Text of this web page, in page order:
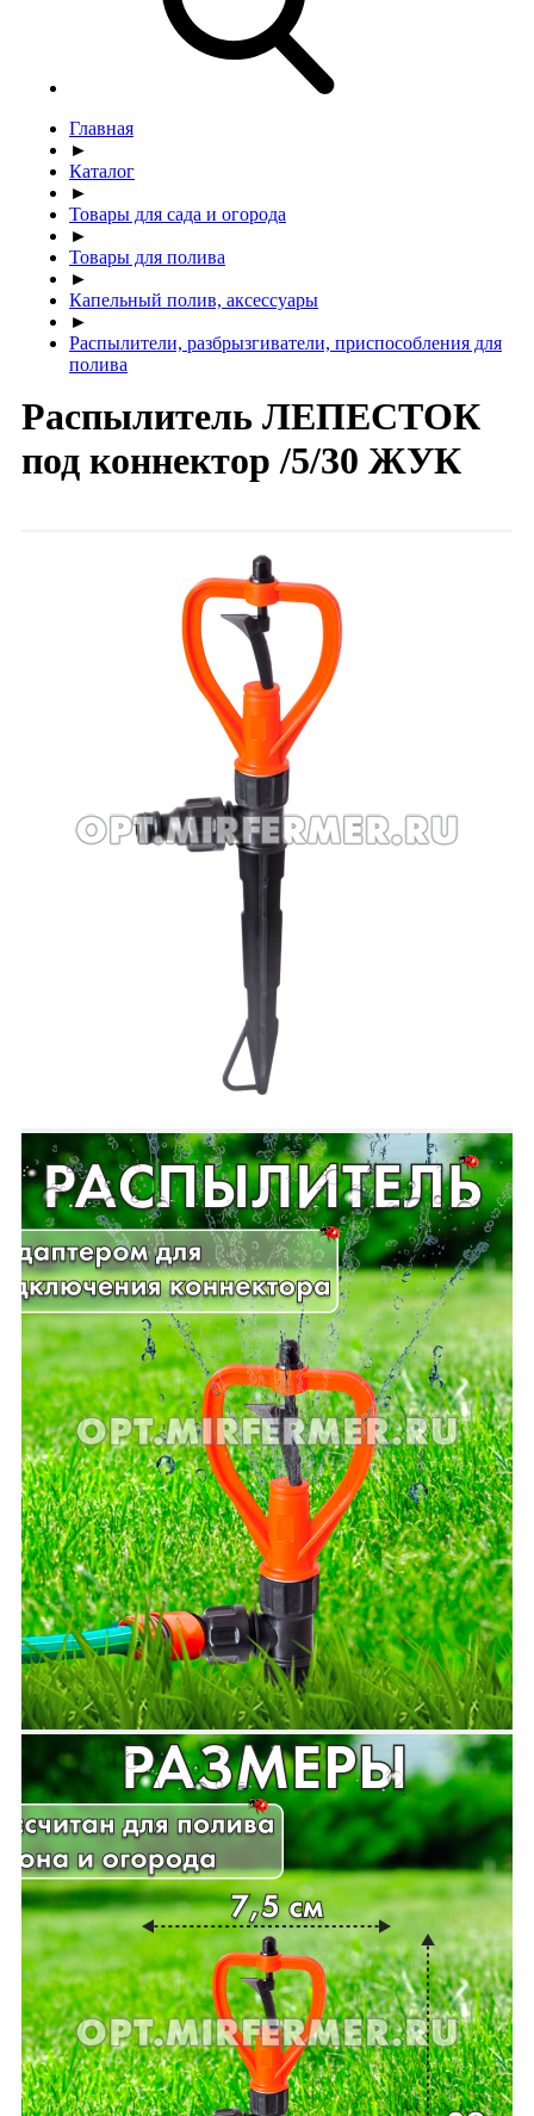
Главная
►
Каталог
►
Товары для сада и огорода
►
Товары для полива
►
Капельный полив, аксессуары
►
Распылители, разбрызгиватели, приспособления для
полива
Распылитель ЛЕПЕСТОК
под коннектор /5/30 ЖУК